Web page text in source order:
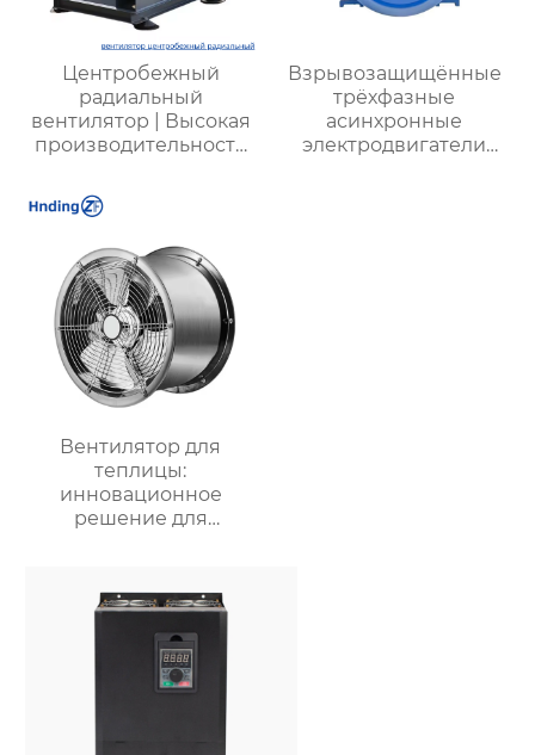
Центробежный
радиальный
вентилятор | Высокая
производительность
систем |
Энергоэффективные
решения для
вентиляции
Взрывозащищённые
трёхфазные
асинхронные
электродвигатели
Вентилятор для
теплицы:
инновационное
решение для
теплицах и
агропредприятиях